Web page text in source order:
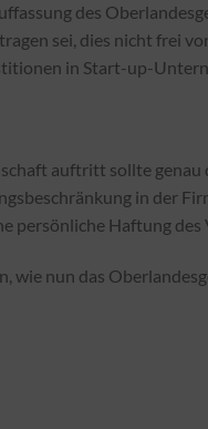
des
sei, dies nicht frei
in Start-up-
auftritt sollte genau
in der
persönliche Haftung
wie nun das